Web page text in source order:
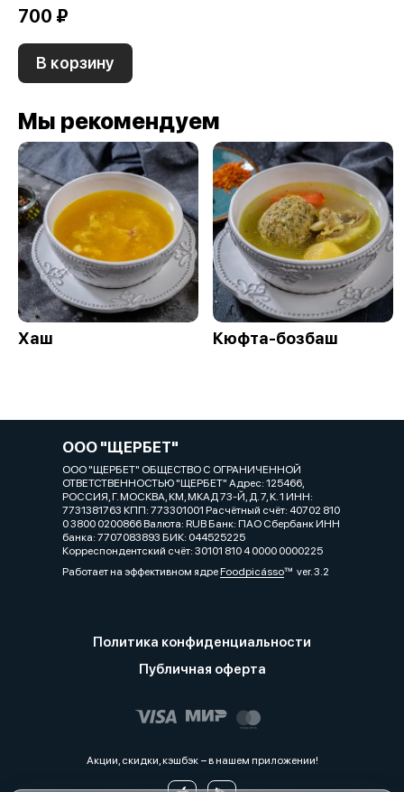
700 ₽
В корзину
Мы рекомендуем
Хаш Кюфта-бозбаш
ООО "ЩЕРБЕТ"
ООО "ЩЕРБЕТ" ОБЩЕСТВО С ОГРАНИЧЕННОЙ
ОТВЕТСТВЕННОСТЬЮ "ЩЕРБЕТ" Адрес: 125466,
РОССИЯ, Г. МОСКВА, КМ, МКАД 73-Й, Д. 7, К. 1 ИНН:
7731381763 КПП: 773301001 Расчётный счёт: 40702 810
0 3800 0200866 Валюта: RUB Банк: ПАО Сбербанк ИНН
банка: 7707083893 БИК: 044525225
Корреспондентский счёт: 30101 810 4 0000 0000225
Работает на эффективном ядреFoodpicássover. 3.2
Политика конфиденциальности
Публичная оферта
Акции, скидки, кэшбэк − в нашем приложении!